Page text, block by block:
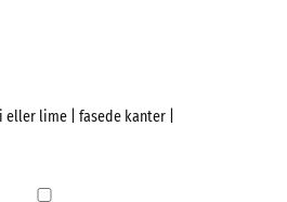
lime | fasede kanter |